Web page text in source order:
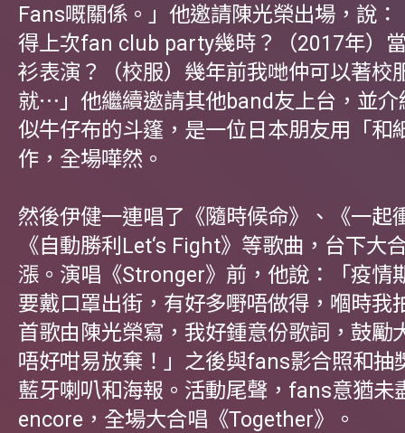
Fans嘅關係。」他邀請陳光榮出場，說
得上次fan club party幾時？（2017年）
衫表演？（校服）幾年前我哋仲可以著校
就⋯」他繼續邀請其他band友上台，並介
似牛仔布的斗篷，是一位日本朋友用「和
作，全場嘩然。
然後伊健一連唱了《隨時候命》、《一起
《自動勝利Let‘s Fight》等歌曲，台下大
漲。演唱《Stronger》前，他說：「疫情
要戴口罩出街，有好多嘢唔做得，嗰時我
首歌由陳光榮寫，我好鍾意份歌詞，鼓勵
唔好咁易放棄！」之後與fans影合照和抽
藍牙喇叭和海報。活動尾聲，fans意猶未
encore，全場大合唱《Together》。